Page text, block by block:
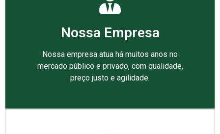
Nossa Empresa
Nossa empresa atua há muitos anos no
mercado público e privado, com qualidade,
preço justo e agilidade.